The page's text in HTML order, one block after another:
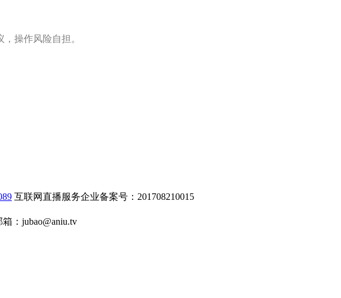
操作风险自担。
互联网直播服务企业备案号：201708210015
： jubao@aniu.tv